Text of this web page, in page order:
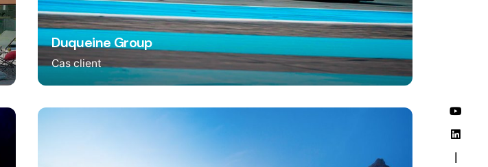
Duqueine Group
Cas client